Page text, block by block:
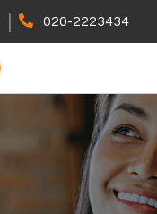
020-2223434